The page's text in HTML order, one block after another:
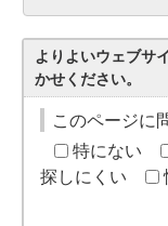
よりよいウェブサ
かせください。
このページに
特にない
探しにくい